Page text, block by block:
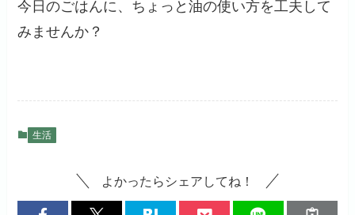
今日のごはんに、ちょっと油の使い方を工夫して
みませんか？
生活
よかったらシェアしてね！